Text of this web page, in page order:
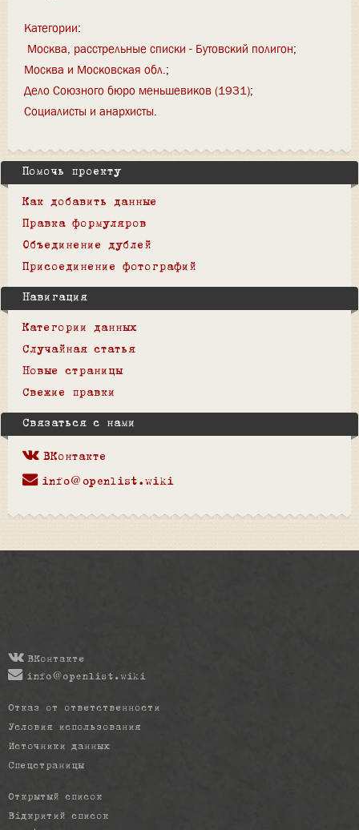
Категории:
Москва, расстрельные списки - Бутовский полигон
Москва и Московская обл.
Дело Союзного бюро меньшевиков (1931)
Социалисты и анархисты
Помочь проекту
Как добавить данные
Правка формуляров
Объединение дублей
Присоединение фотографий
Навигация
Категории данных
Случайная статья
Новые страницы
Свежие правки
Связаться с нами
ВКонтакте
info@openlist.wiki
ВКонтакте
info@openlist.wiki
Отказ от ответственности
Условия использования
Источники данных
Спецстраницы
Открытый список
Відкритий список